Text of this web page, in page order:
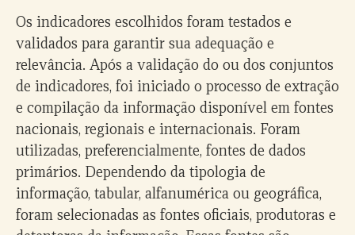
Os indicadores escolhidos foram testados e
validados para garantir sua adequação e
relevância. Após a validação do ou dos conjuntos
de indicadores, foi iniciado o processo de extração
e compilação da informação disponível em fontes
nacionais, regionais e internacionais. Foram
utilizadas, preferencialmente, fontes de dados
primários. Dependendo da tipologia de
informação, tabular, alfanumérica ou geográfica,
foram selecionadas as fontes oficiais, produtoras e